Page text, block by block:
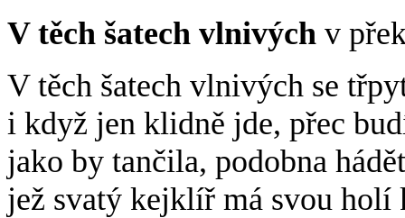
V těch šatech vlnivých v
V těch šatech vlnivých se
i když jen klidně jde, přec
jako by tančila, podobna
jež svatý kejklíř má svou holí